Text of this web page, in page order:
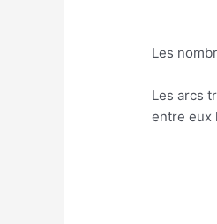
Les
Les arcs
entre eux